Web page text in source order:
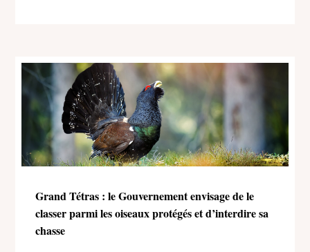
Grand Tétras : le Gouvernement envisage de le
classer parmi les oiseaux protégés et d’interdire sa
chasse